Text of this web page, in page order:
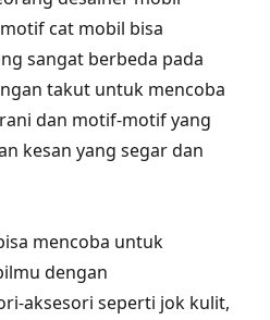
cat mobil bisa
sangat berbeda pada
takut untuk mencoba
dan motif-motif yang
kesan yang segar dan
mencoba untuk
dengan
aksesori seperti jok kulit,